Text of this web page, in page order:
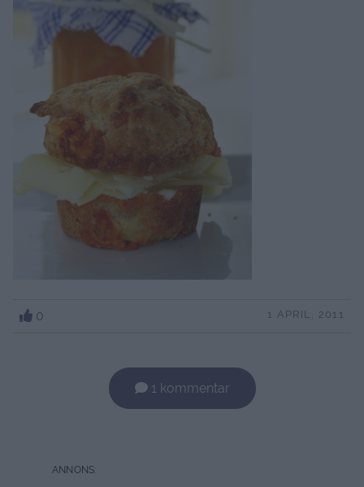
0 1 APRIL, 2011
1 kommentar